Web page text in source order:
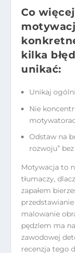
Co
kilka
unikać:
Unikaj
Nie
Odstaw na
rozwoju”
Motywacja to
tłumaczy,
zapałem
malowanie
pędzlem ma
zawodowej
recenzja tego